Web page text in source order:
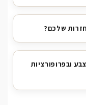
שלכם?
ובפרופורציות